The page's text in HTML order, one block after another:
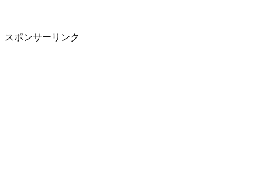
スポンサーリンク